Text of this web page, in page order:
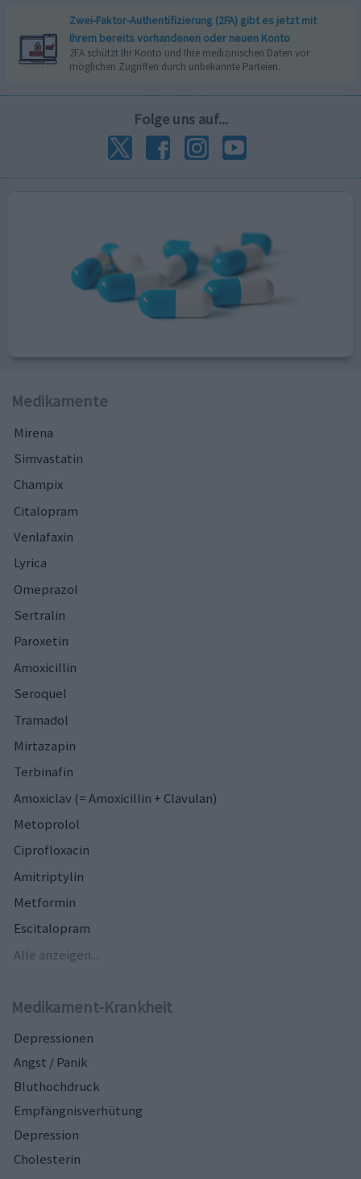
Zwei-Faktor-Authentifizierung (2FA) gibt es jetzt mit
Ihrem bereits vorhandenen oder neuen Konto
2FA schützt Ihr Konto und Ihre medizinischen Daten vor
möglichen Zugriffen durch unbekannte Parteien.
Folge uns auf...
Medikamente
Mirena
Simvastatin
Champix
Citalopram
Venlafaxin
Lyrica
Omeprazol
Sertralin
Paroxetin
Amoxicillin
Seroquel
Tramadol
Mirtazapin
Terbinafin
Amoxiclav (= Amoxicillin + Clavulan)
Metoprolol
Ciprofloxacin
Amitriptylin
Metformin
Escitalopram
Alle anzeigen...
Medikament-Krankheit
Depressionen
Angst / Panik
Bluthochdruck
Empfängnisverhütung
Depression
Cholesterin